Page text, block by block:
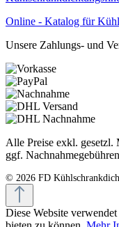
Online - Katalog für
Unsere Zahlungs- und
Alle Preise exkl. gesetzl.
ggf.
Diese Website